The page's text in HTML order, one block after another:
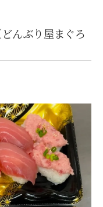
んぶり屋まぐろ